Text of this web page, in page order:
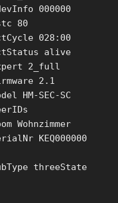
000000
80
028:00
alive
2_full
2.1
HM-SEC-SC
Wohnzimmer
KEQ000000
threeState